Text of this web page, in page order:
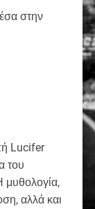
στην
Lucifer
του
μυθολογία,
αλλά και